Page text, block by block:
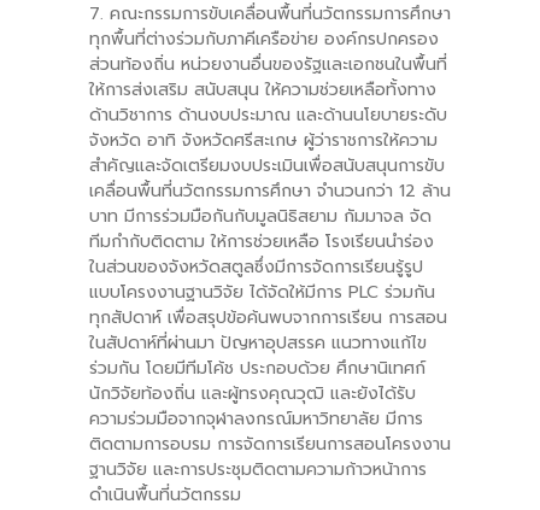
7. คณะกรรมการขับเคลื่อนพื้นที่นวัตกรรมการศึกษา
ทุกพื้นที่ต่างร่วมกับภาคีเครือข่าย องค์กรปกครอง
ส่วนท้องถิ่น หน่วยงานอื่นของรัฐและเอกชนในพื้นที่
ให้การส่งเสริม สนับสนุน ให้ความช่วยเหลือทั้งทาง
ด้านวิชาการ ด้านงบประมาณ และด้านนโยบายระดับ
จังหวัด อาทิ จังหวัดศรีสะเกษ ผู้ว่าราชการให้ความ
สำคัญและจัดเตรียมงบประเมินเพื่อสนับสนุนการขับ
เคลื่อนพื้นที่นวัตกรรมการศึกษา จำนวนกว่า 12 ล้าน
บาท มีการร่วมมือกันกับมูลนิธิสยาม กัมมาจล จัด
ทีมกำกับติดตาม ให้การช่วยเหลือ โรงเรียนนำร่อง
ในส่วนของจังหวัดสตูลซึ่งมีการจัดการเรียนรู้รูป
แบบโครงงานฐานวิจัย ได้จัดให้มีการ PLC ร่วมกัน
ทุกสัปดาห์ เพื่อสรุปข้อค้นพบจากการเรียน การสอน
ในสัปดาห์ที่ผ่านมา ปัญหาอุปสรรค แนวทางแก้ไข
ร่วมกัน โดยมีทีมโค้ช ประกอบด้วย ศึกษานิเทศก์
นักวิจัยท้องถิ่น และผู้ทรงคุณวุฒิ และยังได้รับ
ความร่วมมือจากจุฬาลงกรณ์มหาวิทยาลัย มีการ
ติดตามการอบรม การจัดการเรียนการสอนโครงงาน
ฐานวิจัย และการประชุมติดตามความก้าวหน้าการ
ดำเนินพื้นที่นวัตกรรม